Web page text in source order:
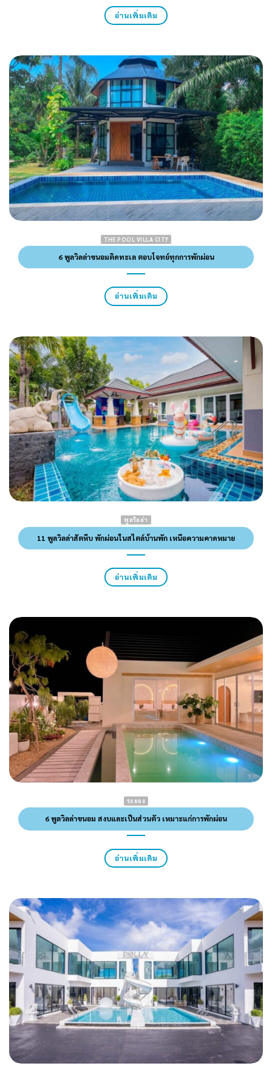
อ่านเพิ่มเติม
THE POOL VILLA CITY
6 พูลวิลล่าขนอมติดทะเล ตอบโจทย์ทุกการพักผ่อน
อ่านเพิ่มเติม
พูลวิลล่า
11 พูลวิลล่าสัตหีบ พักผ่อนในสไตล์บ้านพัก เหนือความคาดหมาย
อ่านเพิ่มเติม
ระยอง
6 พูลวิลล่าขนอม สงบและเป็นส่วนตัว เหมาะแก่การพักผ่อน
อ่านเพิ่มเติม